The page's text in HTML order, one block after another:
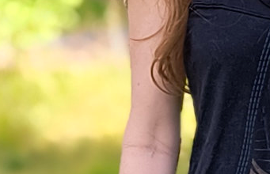
kleiner Hubschrauber, Oktober